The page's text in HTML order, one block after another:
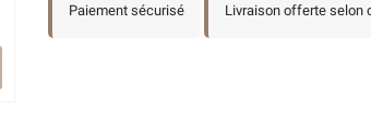
Paiement sécurisé Livraison offerte selon